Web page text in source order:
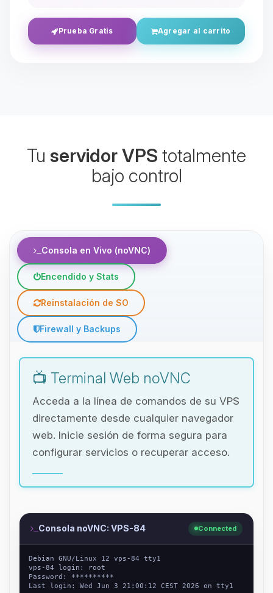
Prueba Gratis Agregar al carrito
Tu servidor VPS totalmente
bajo control
Consola en Vivo (noVNC)
Encendido y Stats
Reinstalación de SO
Firewall y Backups
📺 Terminal Web noVNC
Acceda a la línea de comandos de su VPS
directamente desde cualquier navegador
web. Inicie sesión de forma segura para
configurar servicios o recuperar acceso.
Consola noVNC: VPS-84 Connected
Debian GNU/Linux 12 vps-84 tty1
vps-84 login: root
Password: **********
Last login: Wed Jun 3 21:00:12 CEST 2026 on tty1
hablar! Soy Choupy, tu pequeno
asistente de BoxToPlay. Cuentame
que necesitas y moveré mis
06/08/2026 23:16